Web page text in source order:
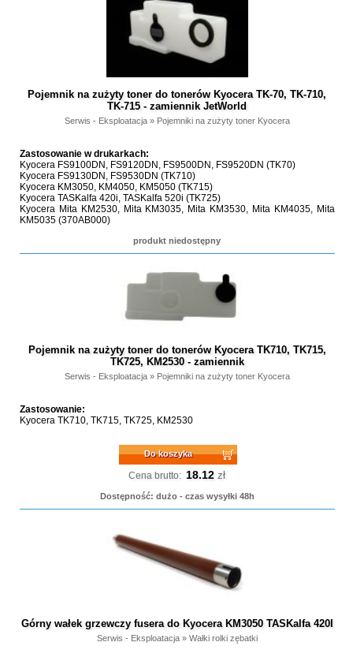
Pojemnik na zużyty toner do tonerów Kyocera TK-70, TK-710,
TK-715 - zamiennik JetWorld
Serwis - Eksploatacja» Pojemniki na zużyty toner Kyocera
Zastosowanie w drukarkach:
Kyocera FS9100DN, FS9120DN, FS9500DN, FS9520DN (TK70)
Kyocera FS9130DN, FS9530DN (TK710)
Kyocera KM3050, KM4050, KM5050 (TK715)
Kyocera TASKalfa 420i, TASKalfa 520i (TK725)
Kyocera Mita KM2530, Mita KM3035, Mita KM3530, Mita KM4035, Mita
KM5035 (370AB000)
produkt niedostępny
Pojemnik na zużyty toner do tonerów Kyocera TK710, TK715,
TK725, KM2530 - zamiennik
Serwis - Eksploatacja» Pojemniki na zużyty toner Kyocera
Zastosowanie:
Kyocera TK710, TK715, TK725, KM2530
Do koszyka
Cena brutto: 18.12 zł
Dostępność: dużo - czas wysyłki 48h
Górny wałek grzewczy fusera do Kyocera KM3050 TASKalfa 420I
Serwis - Eksploatacja» Wałki rolki zębatki